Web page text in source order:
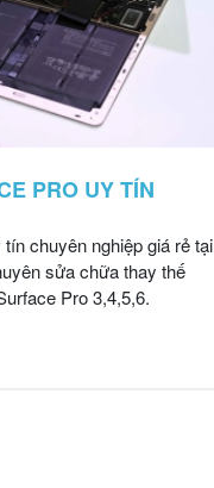
PRO UY TÍN
chuyên nghiệp giá rẻ tại
sửa chữa thay thế
Pro 3,4,5,6.